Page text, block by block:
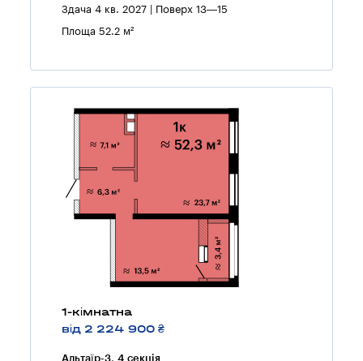
Здача 4 кв. 2027 | Поверх 13—15
Площа 52.2 м²
1-кімнатна
від 2 224 900 ₴
Альтаїр-3, 4 секцiя